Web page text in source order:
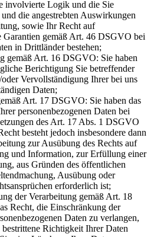
involvierte Logik und die Sie
die angestrebten Auswirkungen
sowie Ihr Recht auf
gemäß Art. 46 DSGVO bei
in Drittländer bestehen;
gemäß Art. 16 DSGVO: Sie haben
Berichtigung Sie betreffender
Vervollständigung Ihrer bei uns
Daten;
Art. 17 DSGVO: Sie haben das
personenbezogenen Daten bei
des Art. 17 Abs. 1 DSGVO
besteht jedoch insbesondere dann
zur Ausübung des Rechts auf
und Information, zur Erfüllung einer
aus Gründen des öffentlichen
Ausübung oder
erforderlich ist;
der Verarbeitung gemäß Art. 18
Recht, die Einschränkung der
Daten zu verlangen,
Richtigkeit Ihrer Daten